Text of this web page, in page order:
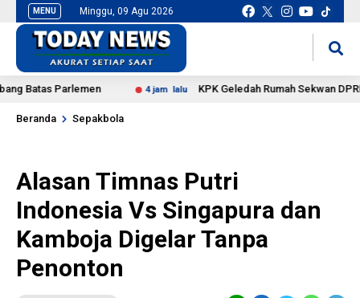
MENU Minggu, 09 Agu 2026
Parlemen 4 jam lalu KPK Geledah Rumah Sekwan DPRD
Beranda Sepakbola
Alasan Timnas Putri
Indonesia Vs Singapura dan
Kamboja Digelar Tanpa
Penonton